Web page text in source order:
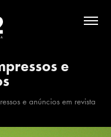
e
e anúncios em revista